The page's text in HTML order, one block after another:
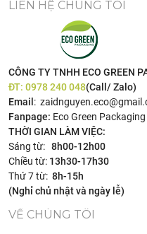
LIÊN HỆ CHÚNG TÔI
CÔNG TY TNHH ECO GREEN
ĐT:0978 240 048(Call/ Zalo)
Email :
Fanpage: Eco Green Packaging
THỜI GIAN LÀM VIỆC:
Sáng từ:8h00-12h00
Chiều từ: 13h30-17h30
Thứ 7 từ:8h-15h
(Nghỉ chủ nhật và ngày lễ)
VỀ CHÚNG TÔI